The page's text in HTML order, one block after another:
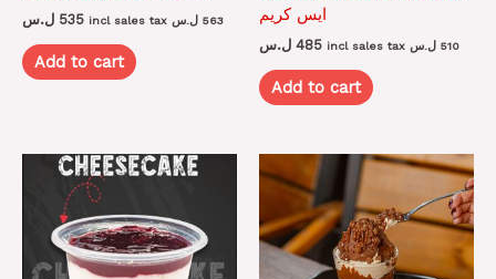
535 ل.س incl sales tax 563 ل.س
Add to cart
ايس كريم
485 ل.س incl sales tax 510 ل.س
Add to cart